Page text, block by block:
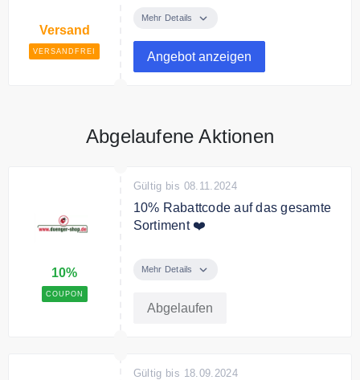
Versand
VERSANDFREI
erhalten Sie Ihre Lieferung von
Mehr Details
Angebot anzeigen
Abgelaufene Aktionen
10%
COUPON
Gültig bis 08.11.2024
10% Rabattcode auf das gesamte
Sortiment ❤️
Rabatt auf das gesamte Sortiment
Mehr Details
Abgelaufen
Gültig bis 18.09.2024